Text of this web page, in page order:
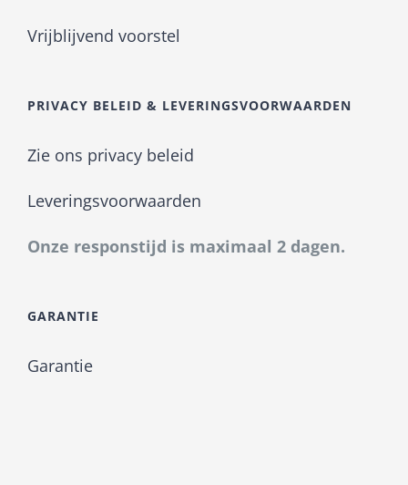
Vrijblijvend voorstel
PRIVACY BELEID & LEVERINGSVOORWAARDEN
Zie ons privacy beleid
Leveringsvoorwaarden
Onze responstijd is maximaal 2 dagen.
GARANTIE
Garantie